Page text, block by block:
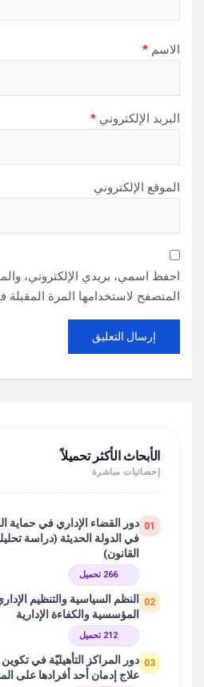
الاسم *
البريد الإلكتروني *
الموقع الإلكتروني
احفظ اسمي، بريدي الإلكتروني،
المتصفح لاستخدامها المرة المقبلة
الأبحاث الأكثر تحميلاً
إحصائيات مباشرة
01 دور القضاء الإداري في حماية
في الدولة الحديثة (دراسة
القانون)
266 تحميل
02
النظم السياسية والتنظيم
المؤسسية والكفاءة الإدارية
212 تحميل
03 دور المراكز التأهيليّة في
علاج إدمان أحد أفرادها على